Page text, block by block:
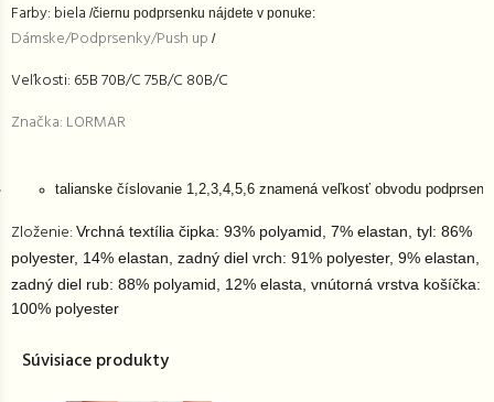
Farby: biela /čiernu podprsenku nájdete v ponuke:
Dámske/Podprsenky/Push up /
Veľkosti: 65B 70B/C 75B/C 80B/C
Značka: LORMAR
talianske číslovanie 1,2,3,4,5,6 znamená veľkosť obvodu
Zloženie: Vrchná textília čipka: 93% polyamid, 7% elastan, tyl: 86%
polyester, 14% elastan, zadný diel vrch: 91% polyester, 9% elastan,
zadný diel rub: 88% polyamid, 12% elasta, vnútorná vrstva košíčka:
100% polyester
Súvisiace produkty